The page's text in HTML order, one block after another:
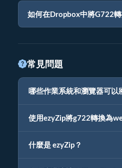
如何在Dropbox中將G722
常見問題
哪些作業系統和瀏覽器可以
使用ezyZip將g722轉換為
什麼是 ezyZip？